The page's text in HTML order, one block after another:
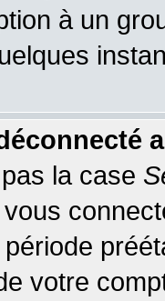
à un
la case
votre